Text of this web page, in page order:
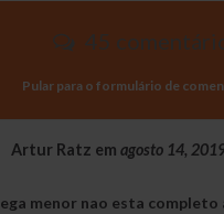
45
Pular para o formulário de
Artur Ratz em agosto 14,
menor nao esta completo